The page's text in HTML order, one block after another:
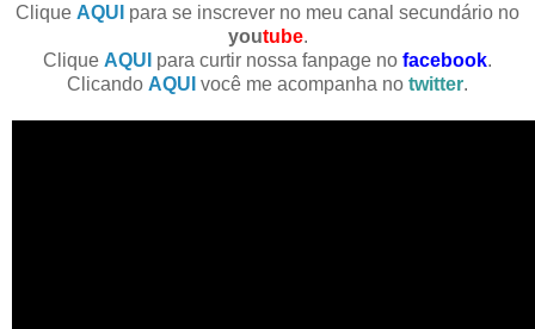
Clique AQUI para se inscrever no meu canal secundário no
youtube.
Clique AQUI para curtir nossa fanpage no facebook.
Clicando AQUI você me acompanha no twitter.